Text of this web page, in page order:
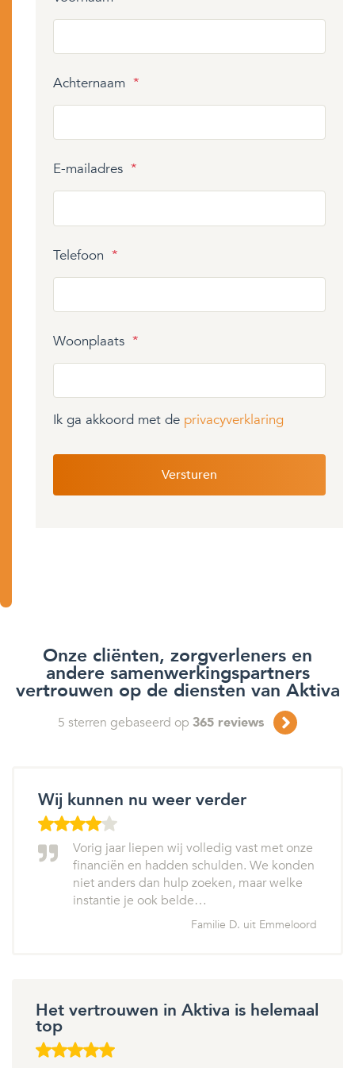
Achternaam *
E-mailadres *
Telefoon *
Woonplaats *
Ik ga akkoord met de privacyverklaring
Onze cliënten, zorgverleners en
andere samenwerkingspartners
vertrouwen op de diensten van Aktiva
5 sterren gebaseerd op 365 reviews
Wij kunnen nu weer verder
Vorig jaar liepen wij volledig vast met onze
financiën en hadden schulden. We konden
niet anders dan hulp zoeken, maar welke
instantie je ook belde…
Familie D. uit Emmeloord
Het vertrouwen in Aktiva is helemaal
top